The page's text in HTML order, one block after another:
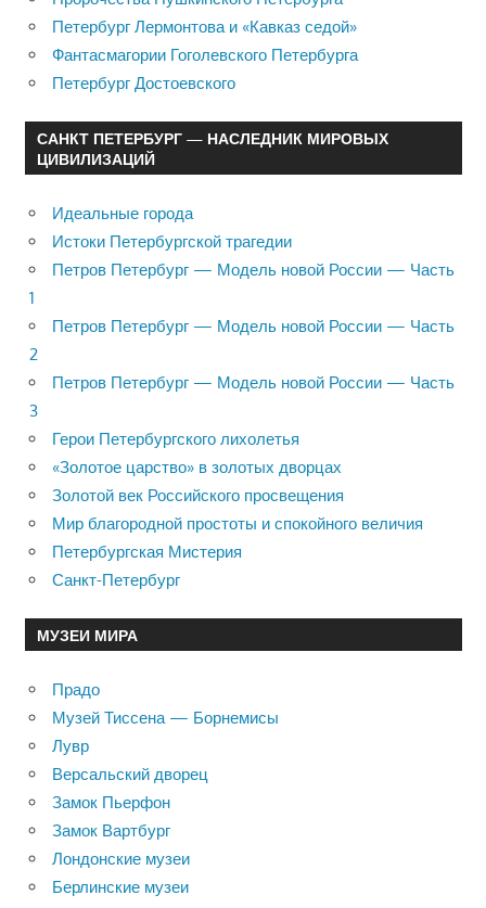
Петербург Лермонтова и «Кавказ седой»
Фантасмагории Гоголевского Петербурга
Петербург Достоевского
САНКТ ПЕТЕРБУРГ — НАСЛЕДНИК МИРОВЫХ
ЦИВИЛИЗАЦИЙ
Идеальные города
Истоки Петербургской трагедии
Петров Петербург — Модель новой России — Часть
1
Петров Петербург — Модель новой России — Часть
2
Петров Петербург — Модель новой России — Часть
3
Герои Петербургского лихолетья
«Золотое царство» в золотых дворцах
Золотой век Российского просвещения
Мир благородной простоты и спокойного величия
Петербургская Мистерия
Санкт-Петербург
МУЗЕИ МИРА
Прадо
Музей Тиссена — Борнемисы
Лувр
Версальский дворец
Замок Пьерфон
Замок Вартбург
Лондонские музеи
Берлинские музеи